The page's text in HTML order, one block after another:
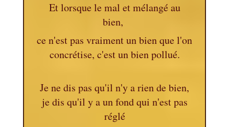
Et lorsque le mal et mélangé au
bien,
ce n'est pas vraiment un bien que l'on
concrétise, c'est un bien pollué.
Je ne dis pas qu'il n'y a rien de bien,
je dis qu'il y a un fond qui n'est pas
réglé